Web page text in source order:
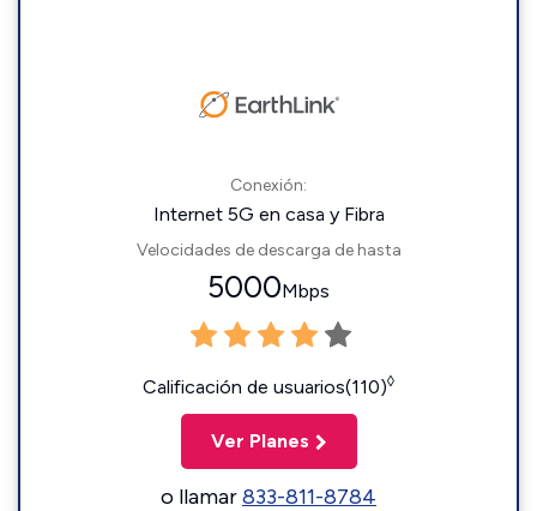
Conexión:
Internet 5G en casa y Fibra
Velocidades de descarga de hasta
5000Mbps
Calificación de usuarios(110)◊
Ver Planes
o llamar833-811-8784